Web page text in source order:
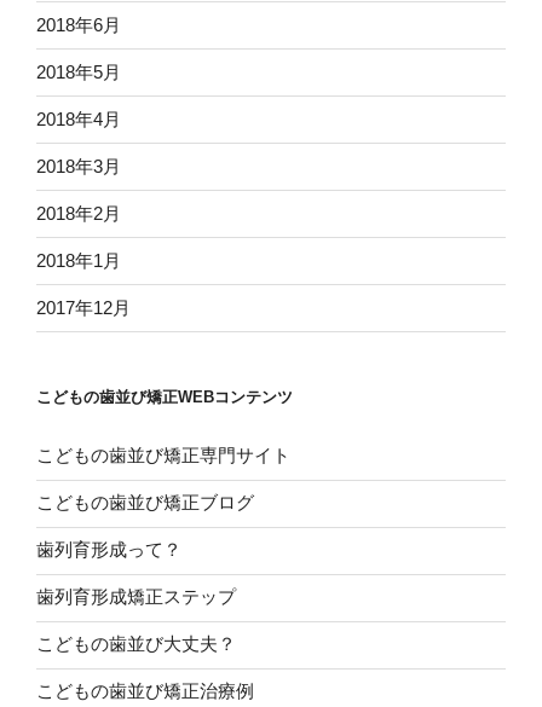
2018年6月
2018年5月
2018年4月
2018年3月
2018年2月
2018年1月
2017年12月
こどもの歯並び矯正WEBコンテンツ
こどもの歯並び矯正専門サイト
こどもの歯並び矯正ブログ
歯列育形成って？
歯列育形成矯正ステップ
こどもの歯並び大丈夫？
こどもの歯並び矯正治療例